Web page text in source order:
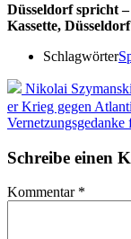
Düsseldorf spricht
Kassette, Düsseldorf
Schlagwörter
Nikolai
er Krieg gegen
Schreibe einen
Kommentar *